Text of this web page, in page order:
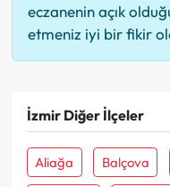
eczanenin açık
etmeniz iyi bir fikir
İzmir Diğer İlçeler
Aliağa Balçova